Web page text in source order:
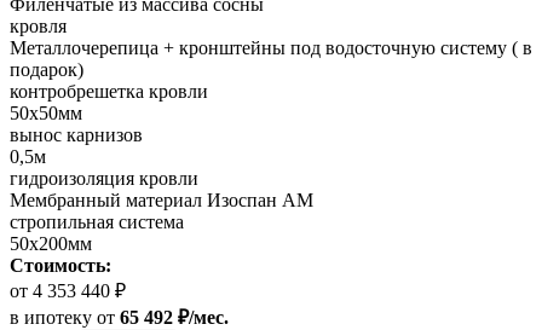
Филенчатые из массива сосны
кровля
Металлочерепица + кронштейны под водосточную систему ( в
подарок)
контробрешетка кровли
50х50мм
вынос карнизов
0,5м
гидроизоляция кровли
Мембранный материал Изоспан АМ
стропильная система
50х200мм
Стоимость:
от 4 353 440 ₽
в ипотеку от 65 492 ₽/мес.